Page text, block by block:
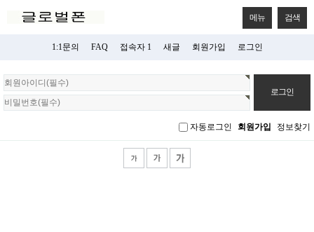
메뉴 검색
1:1문의 FAQ 접속자 1 새글 회원가입 로그인
회
원
로
자동로그인 회원가입 정보찾기